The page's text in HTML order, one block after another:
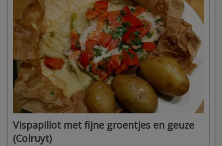
Vispapillot met fijne groentjes en geuze
(Colruyt)